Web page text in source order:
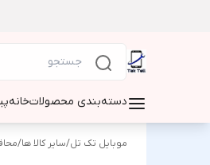
دسته‌بندی محصولاتخانه
موبایل تک تل/سایر کالا ها/